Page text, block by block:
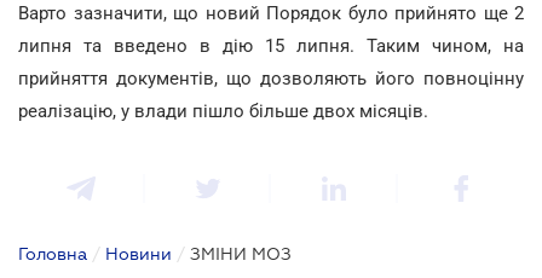
Варто зазначити, що новий Порядок було прийнято ще 2
липня та введено в дію 15 липня. Таким чином, на
прийняття документів, що дозволяють його повноцінну
реалізацію, у влади пішло більше двох місяців.
Головна / Новини / ЗМІНИ МОЗ